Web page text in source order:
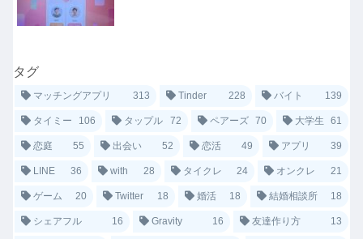
タグ
マッチングアプリ 313 Tinder 228 バイト 139
タイミー 106 タップル 72 ペアーズ 70 大学生 61
恋庭 55 出会い 52 恋活 49 アプリ 39
LINE 36 with 28 タイクレ 24 オンクレ 21
ゲーム 20 Twitter 18 婚活 18 結婚相談所 18
シェアフル 16 Gravity 16 友達作り方 13